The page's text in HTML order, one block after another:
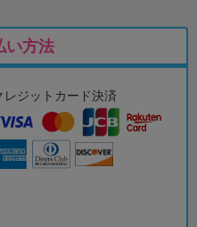
い方法
レジットカード決済